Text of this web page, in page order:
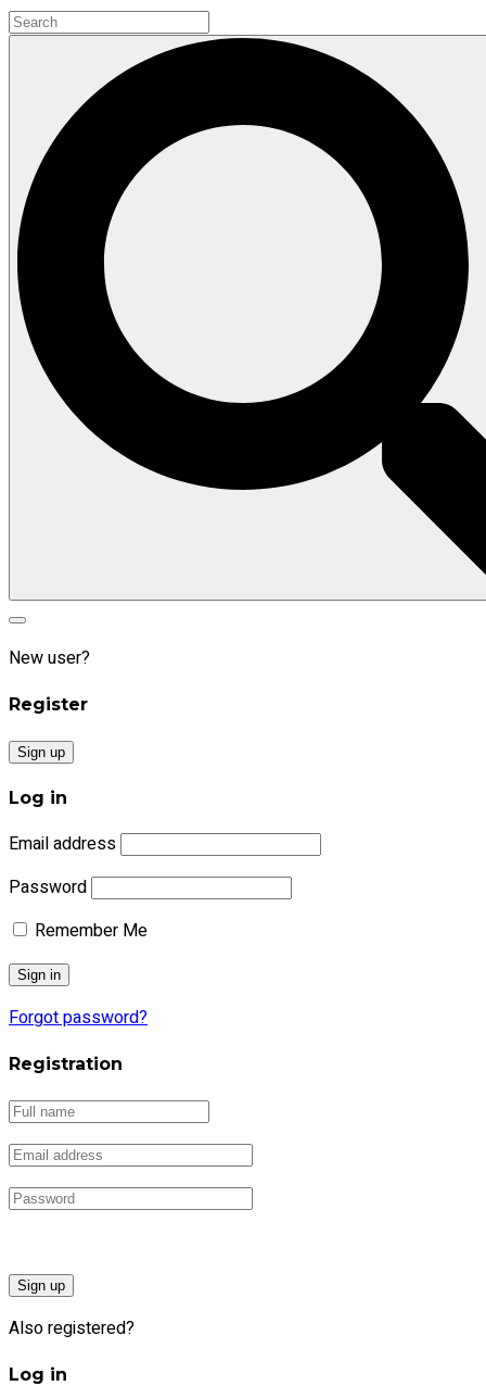
Search
Search
New user?
Register
Sign up
Log in
Email address
Password
Remember Me
Forgot password?
Registration
Sign up
Also registered?
Log in